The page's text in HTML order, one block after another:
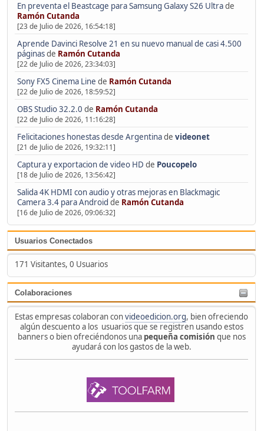
En preventa el Beastcage para Samsung Galaxy S26 Ultrade
Ramón Cutanda
[23 de Julio de 2026, 16:54:18]
Aprende Davinci Resolve 21 en su nuevo manual de casi 4.500
páginasde Ramón Cutanda
[22 de Julio de 2026, 23:34:03]
Sony FX5 Cinema Line de Ramón Cutanda
[22 de Julio de 2026, 18:59:52]
OBS Studio 32.2.0 de Ramón Cutanda
[22 de Julio de 2026, 11:16:28]
Felicitaciones honestas desde Argentinade videonet
[21 de Julio de 2026, 19:32:11]
Captura y exportacion de video HD de Poucopelo
[18 de Julio de 2026, 13:56:42]
Salida 4K HDMI con audio y otras mejoras en Blackmagic
Camera 3.4 para Android de Ramón Cutanda
[16 de Julio de 2026, 09:06:32]
Usuarios Conectados
171 Visitantes, 0 Usuarios
Colaboraciones
Estas empresas colaboran convideoedicion.org, bien ofreciendo
algún descuento a los usuarios que se registren usando estos
banners o bien ofreciéndonos una pequeña comisión que nos
ayudará con los gastos de la web.